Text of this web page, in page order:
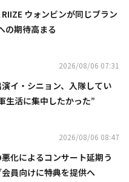
ウォンビンが同じブラン
の期待高まる
2026/08/06 07:31
演イ・シニョン、入隊してい
生活に集中したかった”
2026/08/06 08:47
化によるコンサート延期う
員向けに特典を提供へ